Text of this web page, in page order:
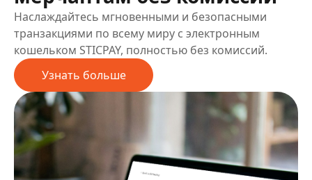
Наслаждайтесь мгновенными и безопасными
транзакциями по всему миру с электронным
кошельком STICPAY, полностью без комиссий.
Узнать больше